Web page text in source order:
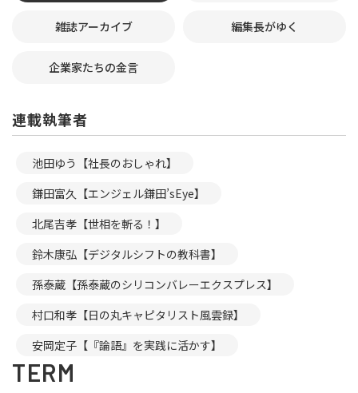
雑誌アーカイブ 編集長がゆく
企業家たちの金言
連載執筆者
池田ゆう【社長のおしゃれ】
鎌田富久【エンジェル鎌田’sEye】
北尾吉孝【世相を斬る！】
鈴木康弘【デジタルシフトの教科書】
孫泰蔵【孫泰蔵のシリコンバレーエクスプレス】
村口和孝【日の丸キャピタリスト風雲録】
安岡定子【『論語』を実践に活かす】
TERM